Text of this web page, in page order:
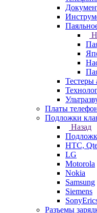
Тестеры
Платы
Подложки
Назад
HTC,
LG
Motorola
Nokia
Samsung
Siemens
Разъемы